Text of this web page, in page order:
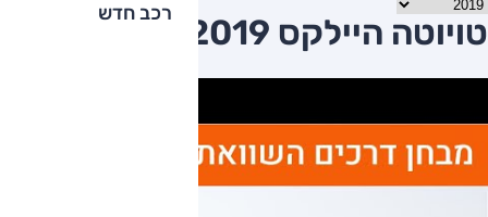
רכב חדש
טויוטה היילקס 2019 יד שניה